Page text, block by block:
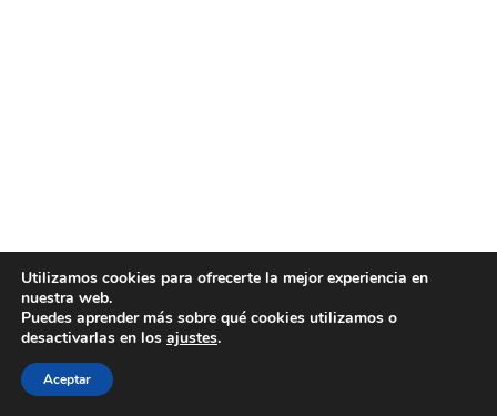
Utilizamos cookies para ofrecerte la mejor experiencia en
nuestra web.
Puedes aprender más sobre qué cookies utilizamos o
desactivarlas en los ajustes.
Aceptar